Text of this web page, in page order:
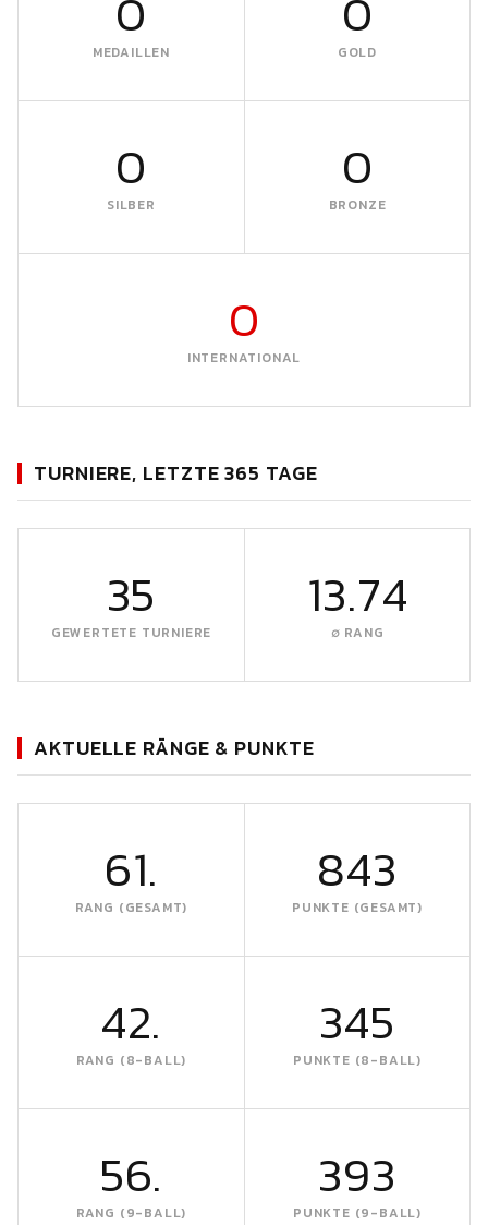
MEDAILLEN GOLD
0
SILBER
0
BRONZE
0
INTERNATIONAL
TURNIERE, LETZTE 365 TAGE
35
GEWERTETE TURNIERE
13.74
∅ RANG
AKTUELLE RÄNGE & PUNKTE
61.
RANG (GESAMT)
843
PUNKTE (GESAMT)
42.
RANG (8-BALL)
345
PUNKTE (8-BALL)
56.
RANG (9-BALL)
393
PUNKTE (9-BALL)